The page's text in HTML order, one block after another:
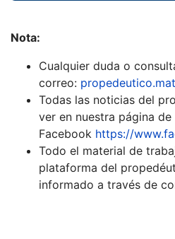
Nota:
Cualquier duda o
correo:
Todas las noticias del
ver en nuestra página de
Facebook https://
Todo el material de
plataforma del
informado a través de